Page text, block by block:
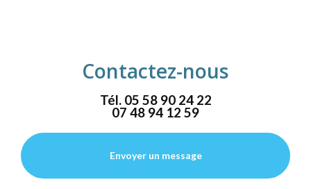
Contactez-nous
Tél. 05 58 90 24 22
07 48 94 12 59
Envoyer un message